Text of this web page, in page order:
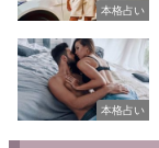
本格占い
本格占い